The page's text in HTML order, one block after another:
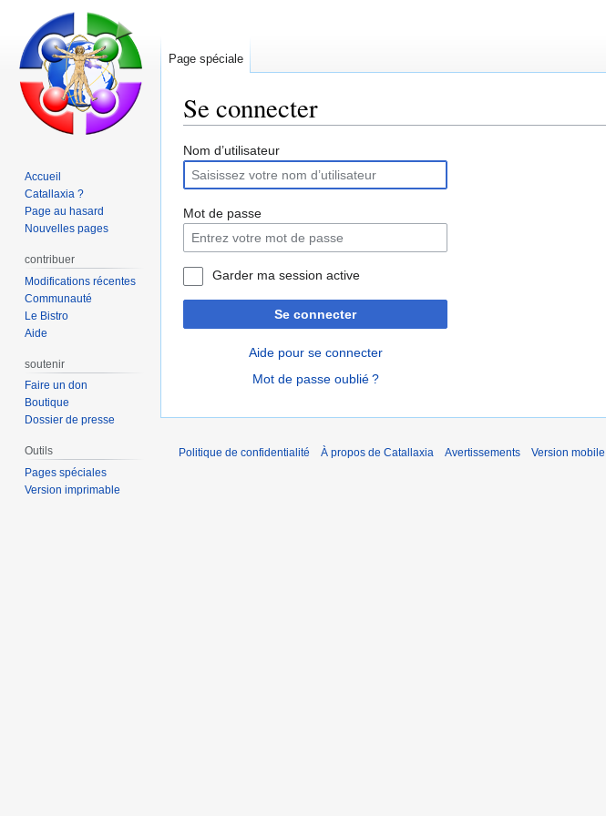
Se connecter
Aller
la
navigation
Aller
la
recherche
Nom d’utilisateur
Mot de passe
Garder ma session active
Se connecter
Aide pour se connecter
Mot de passe oublié ?
Page spéciale
Accueil
Catallaxia ?
Page au hasard
Nouvelles pages
contribuer
Modifications récentes
Communauté
Le Bistro
Aide
soutenir
Faire un don
Boutique
Dossier de presse
Outils
Pages spéciales
Version imprimable
Politique de confidentialité À propos de Catallaxia Avertissements Version mobile